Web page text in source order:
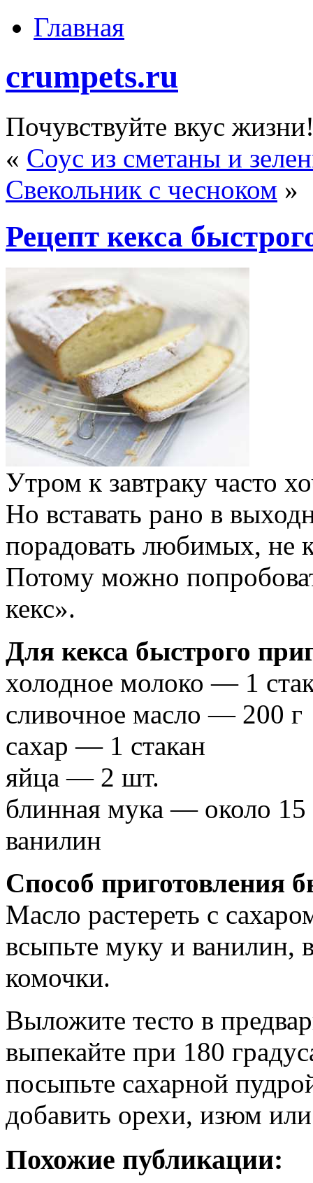
Главная
crumpets.ru
Почувствуйте вкус
« Соус из сметаны и
Свекольник с чесноком »
Рецепт кекса
Утром к завтраку часто
Но вставать рано в
порадовать любимых, не
Потому можно
кекс».
Для кекса быстрого
холодное молоко — 1
сливочное масло — 200 г
сахар — 1 стакан
яйца — 2 шт.
блинная мука — около 15
ванилин
Способ приготовления
Масло растереть с
всыпьте муку и ванилин,
комочки.
Выложите тесто в
выпекайте при 180
посыпьте сахарной
добавить орехи, изюм
Похожие публикации: